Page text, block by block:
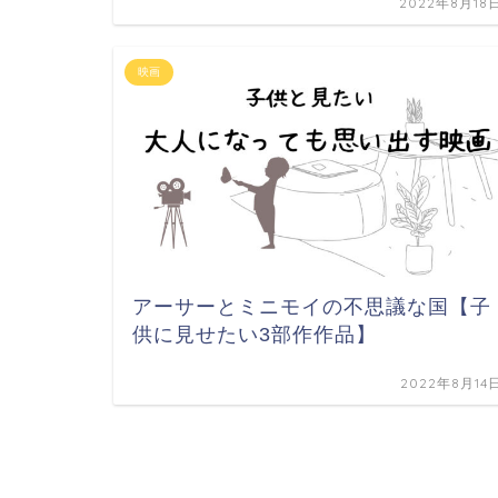
映画
アーサーとミニモイの不思議な国【子
供に見せたい3部作作品】
2022年8月14日